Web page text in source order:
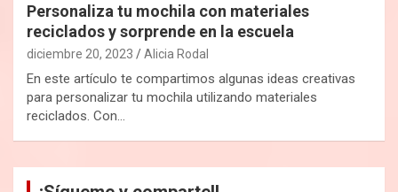
Personaliza tu mochila con materiales
reciclados y sorprende en la escuela
diciembre 20, 2023 Alicia Rodal
En este artículo te compartimos algunas ideas creativas
para personalizar tu mochila utilizando materiales
reciclados. Con…